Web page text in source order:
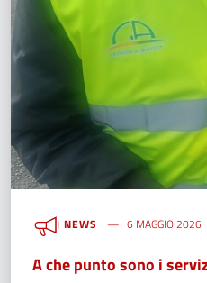
NEWS 6 MAGGIO 2026
A che punto sono i